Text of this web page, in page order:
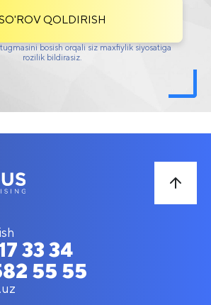
QOLDIRISH
bosish orqali siz maxfiylik siyosatiga
rozilik bildirasiz.
33 34
55 55